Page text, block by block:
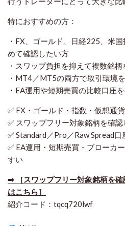
特におすすめの方：
・FX、ゴールド、日経225、米
めて確認したい方
・スワップ負担を抑えて複数銘
・MT4／MT5の両方で取引環境
・EA運用や短期売買の比較口座
✅ FX・ゴールド・指数・仮想通
✅ スワップフリー対象銘柄を確認
✅ Standard／Pro／Raw Spread
✅ EA運用・短期売買・ブローカ
すい
➡ ［スワップフリー対象銘柄を
はこちら］
紹介コード：tqcq720lwf